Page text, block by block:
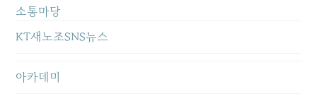
소통마당
KT새노조SNS뉴스
아카데미